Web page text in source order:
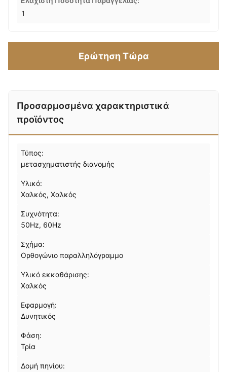
1
Ερώτηση Τώρα
Προσαρμοσμένα χαρακτηριστικά
προϊόντος
Τύπος:
μετασχηματιστής διανομής
Υλικό:
Χαλκός, Χαλκός
Συχνότητα:
50Hz, 60Hz
Σχήμα:
Ορθογώνιο παραλληλόγραμμο
Υλικό εκκαθάρισης:
Χαλκός
Εφαρμογή:
Δυνητικός
Φάση:
Τρία
Δομή πηνίου: